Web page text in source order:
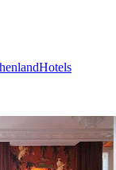
Hotels